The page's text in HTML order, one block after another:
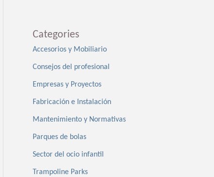
Categories
Accesorios y Mobiliario
Consejos del profesional
Empresas y Proyectos
Fabricación e Instalación
Mantenimiento y Normativas
Parques de bolas
Sector del ocio infantil
Trampoline Parks